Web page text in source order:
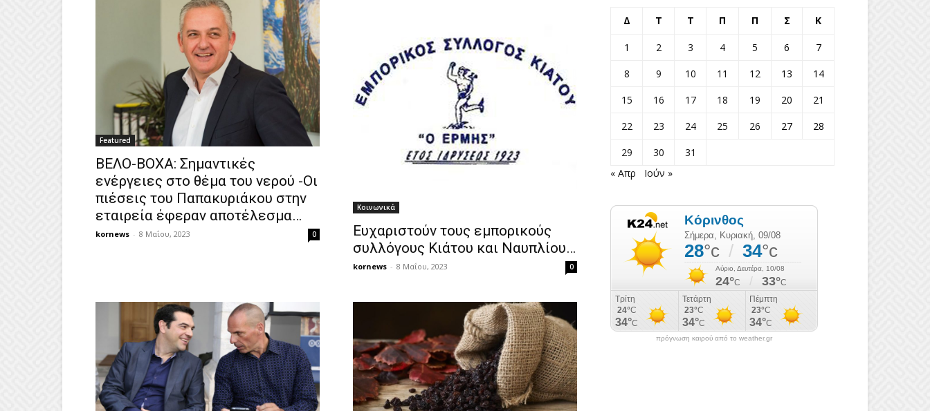
Featured
ΒΕΛΟ-ΒΟΧΑ: Σημαντικές
ενέργειες στο θέμα του νερού -Οι
πιέσεις του Παπακυριάκου στην
εταιρεία έφεραν αποτέλεσμα…
kornews - 8 Μαΐου, 2023 0
Κοινωνικά
Ευχαριστούν τους εμπορικούς
συλλόγους Κιάτου και Ναυπλίου…
kornews - 8 Μαΐου, 2023 0
Δ Τ Τ Π Π Σ Κ
1 2 3 4 5 6
7
8
9 10 11 12 13
14
15
16 17 18 19 20
21
22
23 24 25 26 27
28
29
30
31
« Απρ
Ιούν »
πρόγνωση καιρού από το weather.gr